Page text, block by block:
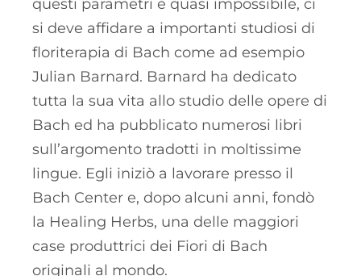
questi parametri è quasi impossibile, ci
si deve affidare a importanti studiosi di
floriterapia di Bach come ad esempio
Julian Barnard. Barnard ha dedicato
tutta la sua vita allo studio delle opere di
Bach ed ha pubblicato numerosi libri
sull’argomento tradotti in moltissime
lingue. Egli iniziò a lavorare presso il
Bach Center e, dopo alcuni anni, fondò
la Healing Herbs, una delle maggiori
case produttrici dei Fiori di Bach
originali al mondo.